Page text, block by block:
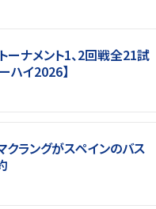
ーナメント1、2回戦全21試
ハイ2026】
クラングがスペインのバス